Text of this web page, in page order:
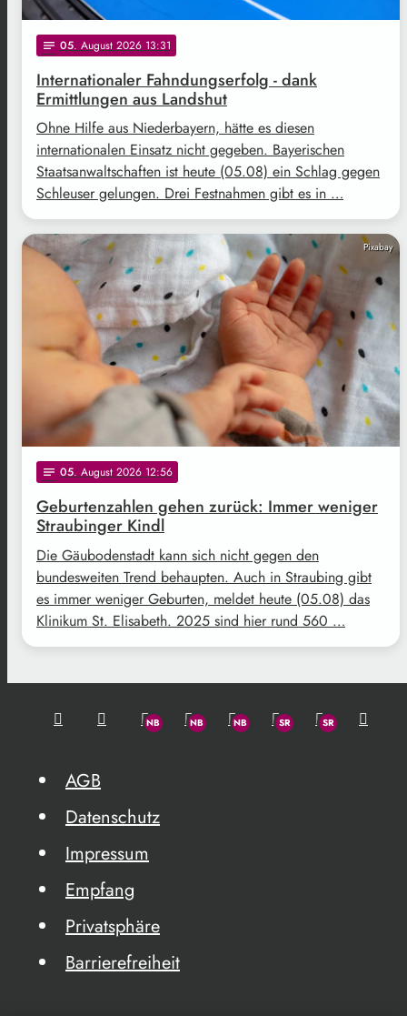
notes 05. August 2026 13:31
Internationaler Fahndungserfolg - dank
Ermittlungen aus Landshut
Ohne Hilfe aus Niederbayern, hätte es diesen
internationalen Einsatz nicht gegeben. Bayerischen
Staatsanwaltschaften ist heute (05.08) ein Schlag gegen
Schleuser gelungen. Drei Festnahmen gibt es in …
Pixabay
notes 05. August 2026 12:56
Geburtenzahlen gehen zurück: Immer weniger
Straubinger Kindl
Die Gäubodenstadt kann sich nicht gegen den
bundesweiten Trend behaupten. Auch in Straubing gibt
es immer weniger Geburten, meldet heute (05.08) das
Klinikum St. Elisabeth. 2025 sind hier rund 560 …
AGB
Datenschutz
Impressum
Empfang
Privatsphäre
Barrierefreiheit